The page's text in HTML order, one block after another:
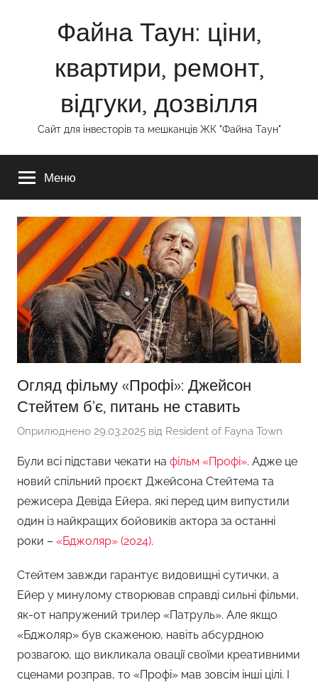
Файна Таун: ціни,
квартири, ремонт,
відгуки, дозвілля
Сайт для інвесторів та мешканців ЖК "Файна Таун"
Меню
Огляд фільму «Профі»: Джейсон
Стейтем б’є, питань не ставить
Оприлюднено 29.03.2025 від Resident of Fayna Town
Були всі підстави чекати на фільм «Профі». Адже це
новий спільний проєкт Джейсона Стейтема та
режисера Девіда Ейера, які перед цим випустили
один із найкращих бойовиків актора за останні
роки – «Бджоляр» (2024).
Стейтем завжди гарантує видовищні сутички, а
Ейер у минулому створював справді сильні фільми,
як-от напружений трилер «Патруль». Але якщо
«Бджоляр» був скаженою, навіть абсурдною
розвагою, що викликала овації своїми креативними
сценами розправ, то «Профі» мав зовсім інші цілі. І